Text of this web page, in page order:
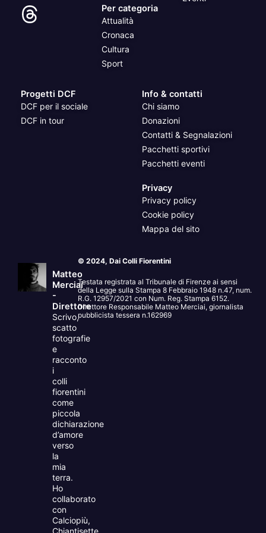
Per categoria
Attualità
Cronaca
Cultura
Sport
Progetti DCF
DCF per il sociale
DCF in tour
Info & contatti
Chi siamo
Donazioni
Contatti & Segnalazioni
Pacchetti sportivi
Pacchetti eventi
Privacy
Privacy policy
Cookie policy
Mappa del sito
Matteo
Merciai
-
Direttore
Scrivo,
scatto
fotografie
e
racconto
i
colli
fiorentini
come
piccola
dichiarazione
d’amore
verso
la
mia
terra.
Ho
collaborato
con
Calciopiù,
Chiantisette,
© 2024, Dai Colli Fiorentini
Testata registrata al Tribunale di Firenze ai sensi
della Legge sulla Stampa 8 Febbraio 1948 n.47, num.
R.G. 12957/2021 con Num. Reg. Stampa 6152.
Direttore Responsabile Matteo Merciai, giornalista
pubblicista tessera n.162969